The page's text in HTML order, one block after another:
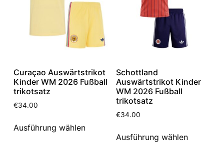
Curaçao Auswärtstrikot
Kinder WM 2026 Fußball
trikotsatz
€34.00
Ausführung wählen
Schottland
Auswärtstrikot Kinder
WM 2026 Fußball
trikotsatz
€34.00
Ausführung wählen